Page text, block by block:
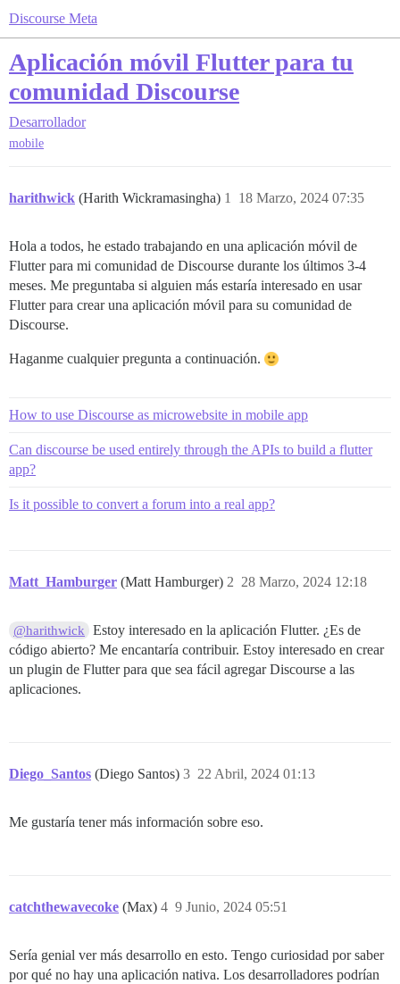
Discourse Meta
Aplicación móvil Flutter para tu
comunidad Discourse
Desarrollador
mobile
harithwick (Harith Wickramasingha) 18 Marzo, 2024 07:35
1
Hola a todos, he estado trabajando en una aplicación móvil de
Flutter para mi comunidad de Discourse durante los últimos 3-4
meses. Me preguntaba si alguien más estaría interesado en usar
Flutter para crear una aplicación móvil para su comunidad de
Discourse.
Haganme cualquier pregunta a continuación.
How to use Discourse as microwebsite in mobile app
Can discourse be used entirely through the APIs to build a flutter
app?
Is it possible to convert a forum into a real app?
Matt_Hamburger (Matt Hamburger) 28 Marzo, 2024 12:18
2
@harithwick Estoy interesado en la aplicación Flutter. ¿Es de
código abierto? Me encantaría contribuir. Estoy interesado en crear
un plugin de Flutter para que sea fácil agregar Discourse a las
aplicaciones.
Diego_Santos (Diego Santos) 22 Abril, 2024 01:13
3
Me gustaría tener más información sobre eso.
catchthewavecoke (Max) 9 Junio, 2024 05:51
4
Sería genial ver más desarrollo en esto. Tengo curiosidad por saber
por qué no hay una aplicación nativa. Los desarrolladores podrían